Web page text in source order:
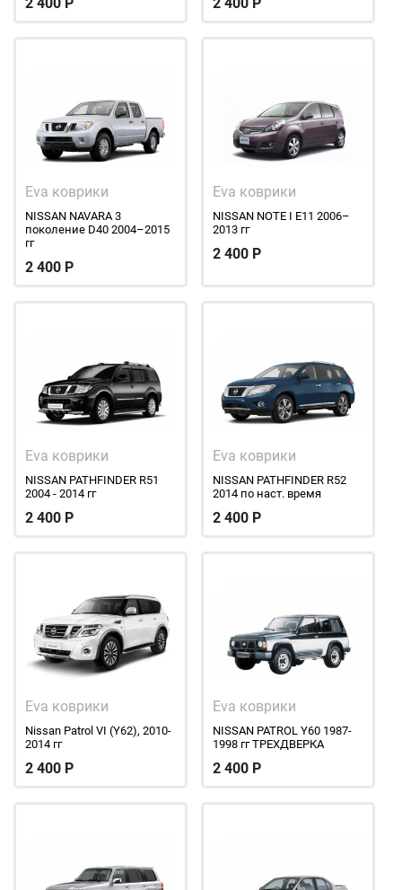
Eva коврики
NISSAN NAVARA 3
поколение D40 2004–2015
гг
2 400 Р
Eva коврики
NISSAN NOTE I E11 2006–
2013 гг
2 400 Р
Eva коврики
NISSAN PATHFINDER R51
2004 - 2014 гг
2 400 Р
Eva коврики
NISSAN PATHFINDER R52
2014 по наст. время
2 400 Р
Eva коврики
Nissan Patrol VI (Y62), 2010-
2014 гг
2 400 Р
Eva коврики
NISSAN PATROL Y60 1987-
1998 гг ТРЕХДВЕРКА
2 400 Р